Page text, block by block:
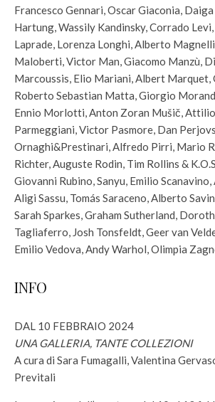
Francesco Gennari, Oscar Giaconia,
Hartung, Wassily Kandinsky, Corrado
Laprade, Lorenza Longhi, Alberto
Maloberti, Victor Man, Giacomo Manzù,
Marcoussis, Elio Mariani, Albert Marquet,
Roberto Sebastian Matta, Giorgio
Ennio Morlotti, Anton Zoran Mušič, Attilio
Parmeggiani, Victor Pasmore, Dan
Ornaghi&Prestinari, Alfredo Pirri, Mario
Richter, Auguste Rodin, Tim Rollins &
Giovanni Rubino, Sanyu, Emilio
Aligi Sassu, Tomás Saraceno, Alberto
Sarah Sparkes, Graham Sutherland,
Tagliaferro, Josh Tonsfeldt, Geer van
Emilio Vedova, Andy Warhol, Olimpia
INFO
DAL 10 FEBBRAIO 2024
UNA GALLERIA, TANTE COLLEZIONI
A cura di Sara Fumagalli, Valentina
Previtali